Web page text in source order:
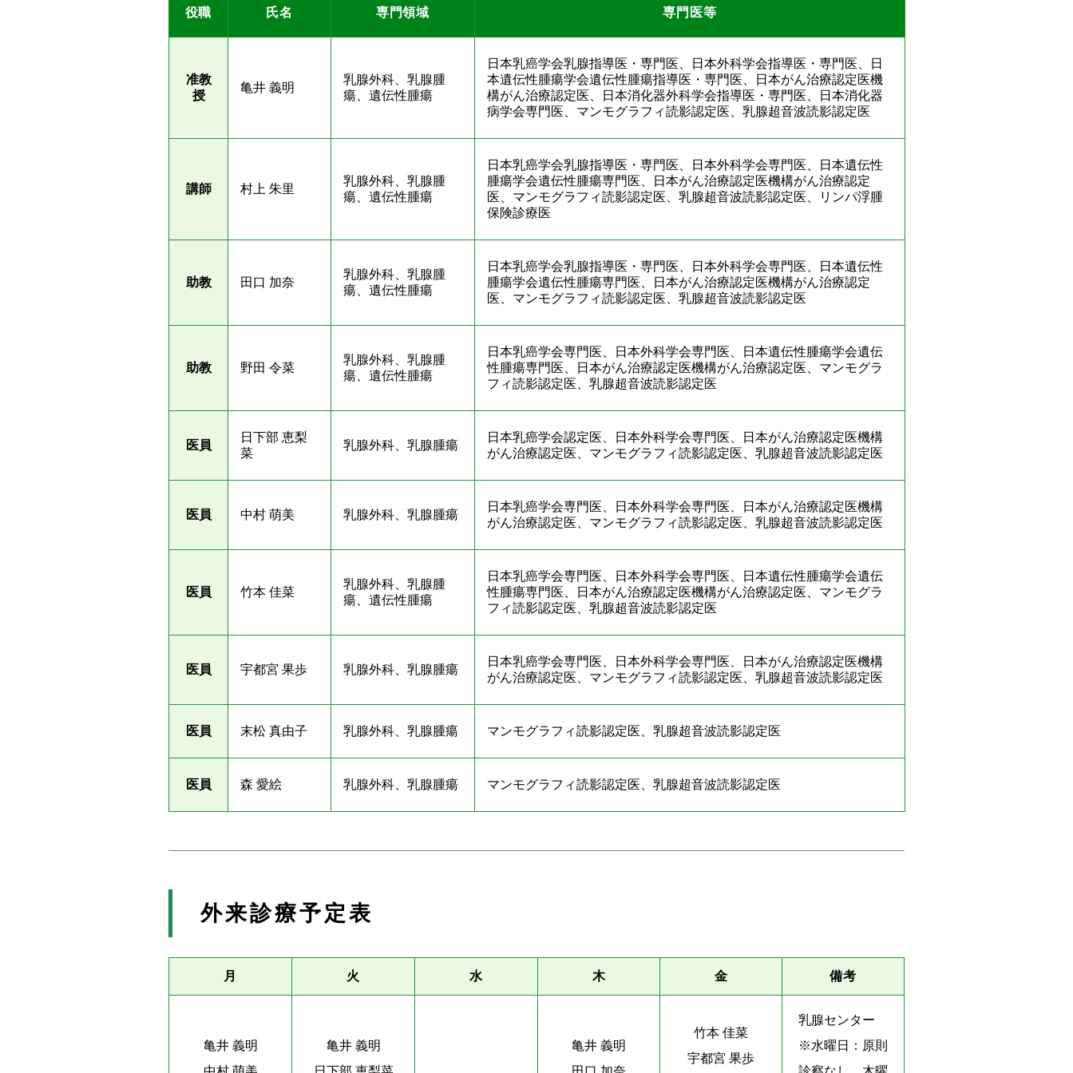
役職 氏名 専門領域 専門医等
准教
授
亀井 義明
乳腺外科、乳腺腫
瘍、遺伝性腫瘍
日本乳癌学会乳腺指導医・専門医、日本外科学会指導医・専門医、日
本遺伝性腫瘍学会遺伝性腫瘍指導医・専門医、日本がん治療認定医機
構がん治療認定医、日本消化器外科学会指導医・専門医、日本消化器
病学会専門医、マンモグラフィ読影認定医、乳腺超音波読影認定医
講師 村上 朱里
乳腺外科、乳腺腫
瘍、遺伝性腫瘍
日本乳癌学会乳腺指導医・専門医、日本外科学会専門医、日本遺伝性
腫瘍学会遺伝性腫瘍専門医、日本がん治療認定医機構がん治療認定
医、マンモグラフィ読影認定医、乳腺超音波読影認定医、リンパ浮腫
保険診療医
助教 田口 加奈
乳腺外科、乳腺腫
瘍、遺伝性腫瘍
日本乳癌学会乳腺指導医・専門医、日本外科学会専門医、日本遺伝性
腫瘍学会遺伝性腫瘍専門医、日本がん治療認定医機構がん治療認定
医、マンモグラフィ読影認定医、乳腺超音波読影認定医
助教 野田 令菜
乳腺外科、乳腺腫
瘍、遺伝性腫瘍
日本乳癌学会専門医、日本外科学会専門医、日本遺伝性腫瘍学会遺伝
性腫瘍専門医、日本がん治療認定医機構がん治療認定医、マンモグラ
フィ読影認定医、乳腺超音波読影認定医
医員
日下部 恵梨
菜
乳腺外科、乳腺腫瘍
日本乳癌学会認定医、日本外科学会専門医、日本がん治療認定医機構
がん治療認定医、マンモグラフィ読影認定医、乳腺超音波読影認定医
医員 中村 萌美 乳腺外科、乳腺腫瘍
日本乳癌学会専門医、日本外科学会専門医、日本がん治療認定医機構
がん治療認定医、マンモグラフィ読影認定医、乳腺超音波読影認定医
医員 竹本 佳菜
乳腺外科、乳腺腫
瘍、遺伝性腫瘍
日本乳癌学会専門医、日本外科学会専門医、日本遺伝性腫瘍学会遺伝
性腫瘍専門医、日本がん治療認定医機構がん治療認定医、マンモグラ
フィ読影認定医、乳腺超音波読影認定医
医員 宇都宮 果歩 乳腺外科、乳腺腫瘍
日本乳癌学会専門医、日本外科学会専門医、日本がん治療認定医機構
がん治療認定医、マンモグラフィ読影認定医、乳腺超音波読影認定医
医員 末松 真由子 乳腺外科、乳腺腫瘍 マンモグラフィ読影認定医、乳腺超音波読影認定医
医員 森 愛絵 乳腺外科、乳腺腫瘍 マンモグラフィ読影認定医、乳腺超音波読影認定医
外来診療予定表
月 火 水 木 金 備考
亀井 義明
亀井 義明
亀井 義明
竹本 佳菜
宇都宮 果歩
乳腺センター
※水曜日：原則